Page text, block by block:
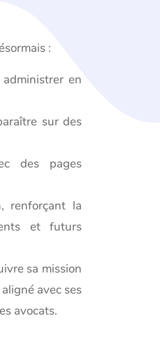
:
en
sur des
des pages
renforçant la
et futurs
sa mission
avec ses
avocats.